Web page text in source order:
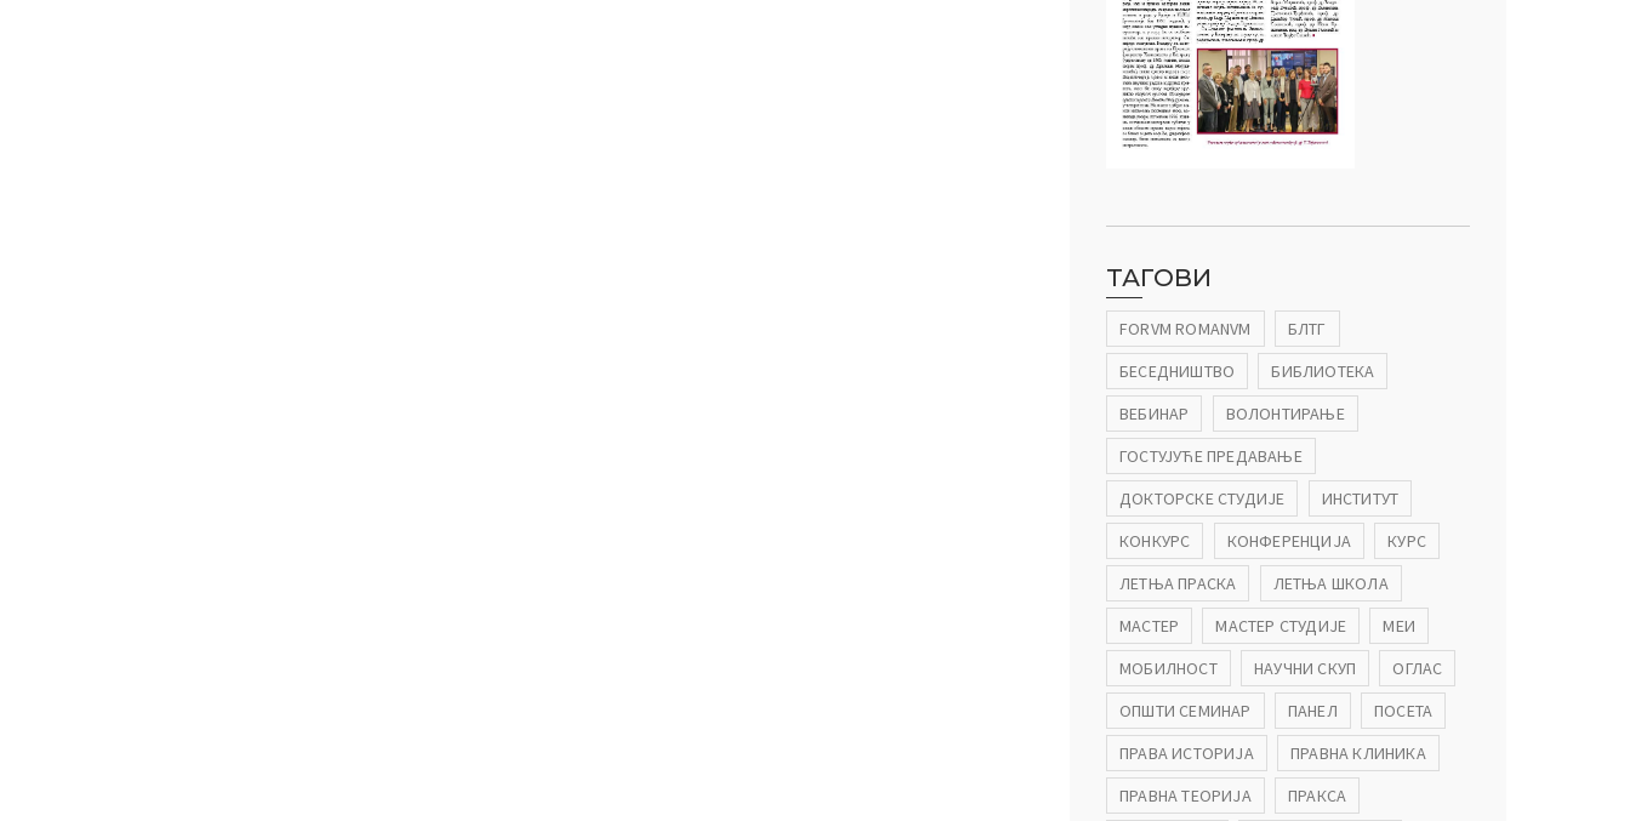
ТАГОВИ
FORVM ROMANVM
БЛТГ
БЕСЕДНИШТВО
БИБЛИОТЕКА
ВЕБИНАР
ВОЛОНТИРАЊЕ
ГОСТУЈУЋЕ ПРЕДАВАЊЕ
ДОКТОРСКЕ СТУДИЈЕ
ИНСТИТУТ
КОНКУРС
КОНФЕРЕНЦИЈА
КУРС
ЛЕТЊА ПРАСКА
ЛЕТЊА ШКОЛА
МАСТЕР
МАСТЕР СТУДИЈЕ
МЕИ
МОБИЛНОСТ
НАУЧНИ СКУП
ОГЛАС
ОПШТИ СЕМИНАР
ПАНЕЛ
ПОСЕТА
ПРАВА ИСТОРИЈА
ПРАВНА КЛИНИКА
ПРАВНА ТЕОРИЈА
ПРАКСА